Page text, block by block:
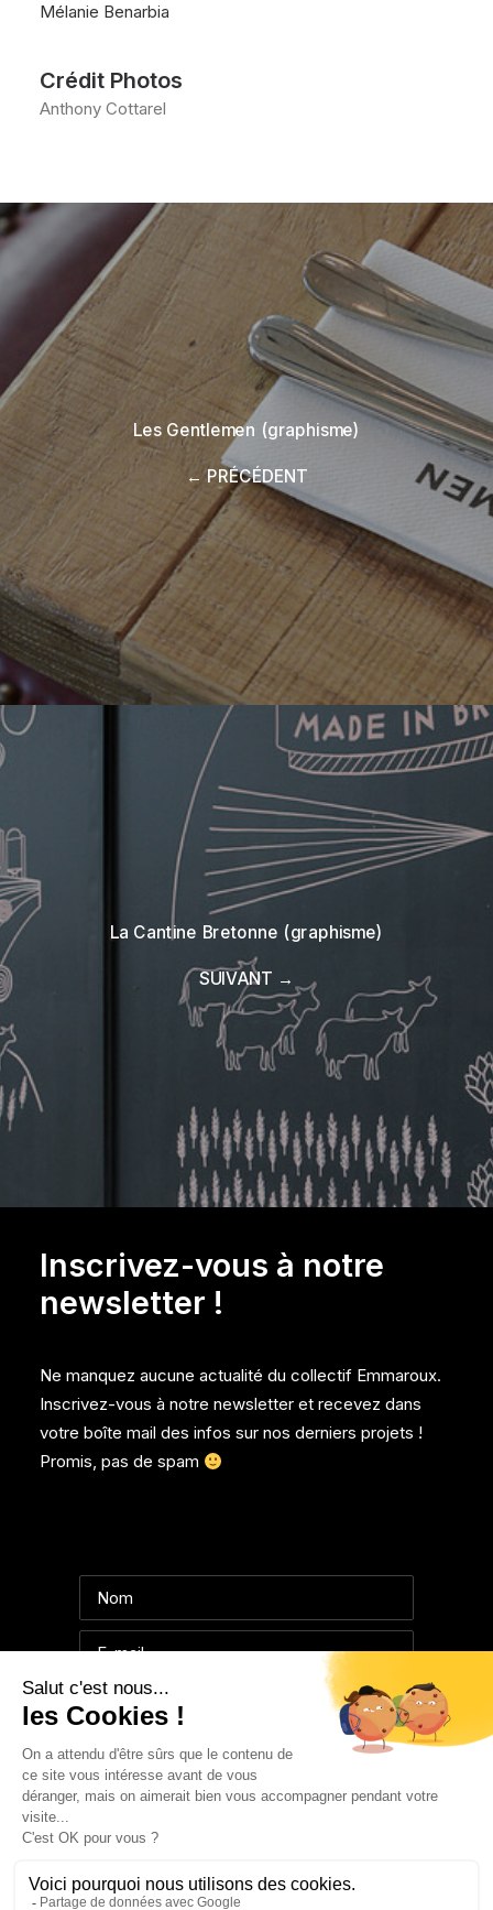
Mélanie Benarbia
Crédit Photos
Anthony Cottarel
Les Gentlemen (graphisme)
← PRÉCÉDENT
La Cantine Bretonne (graphisme)
SUIVANT →
Inscrivez-vous à notre
newsletter !
Ne manquez aucune actualité du collectif Emmaroux.
Inscrivez-vous à notre newsletter et recevez dans
votre boîte mail des infos sur nos derniers projets !
Promis, pas de spam
© 2025 collectifemmaroux.com | Tous droits réservés.
Mentions légales|Confidentialité